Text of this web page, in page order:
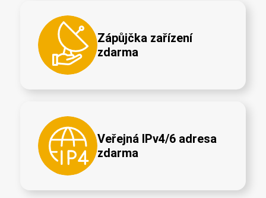
Zápůjčka zařízení
zdarma
Veřejná IPv4/6 adresa
zdarma